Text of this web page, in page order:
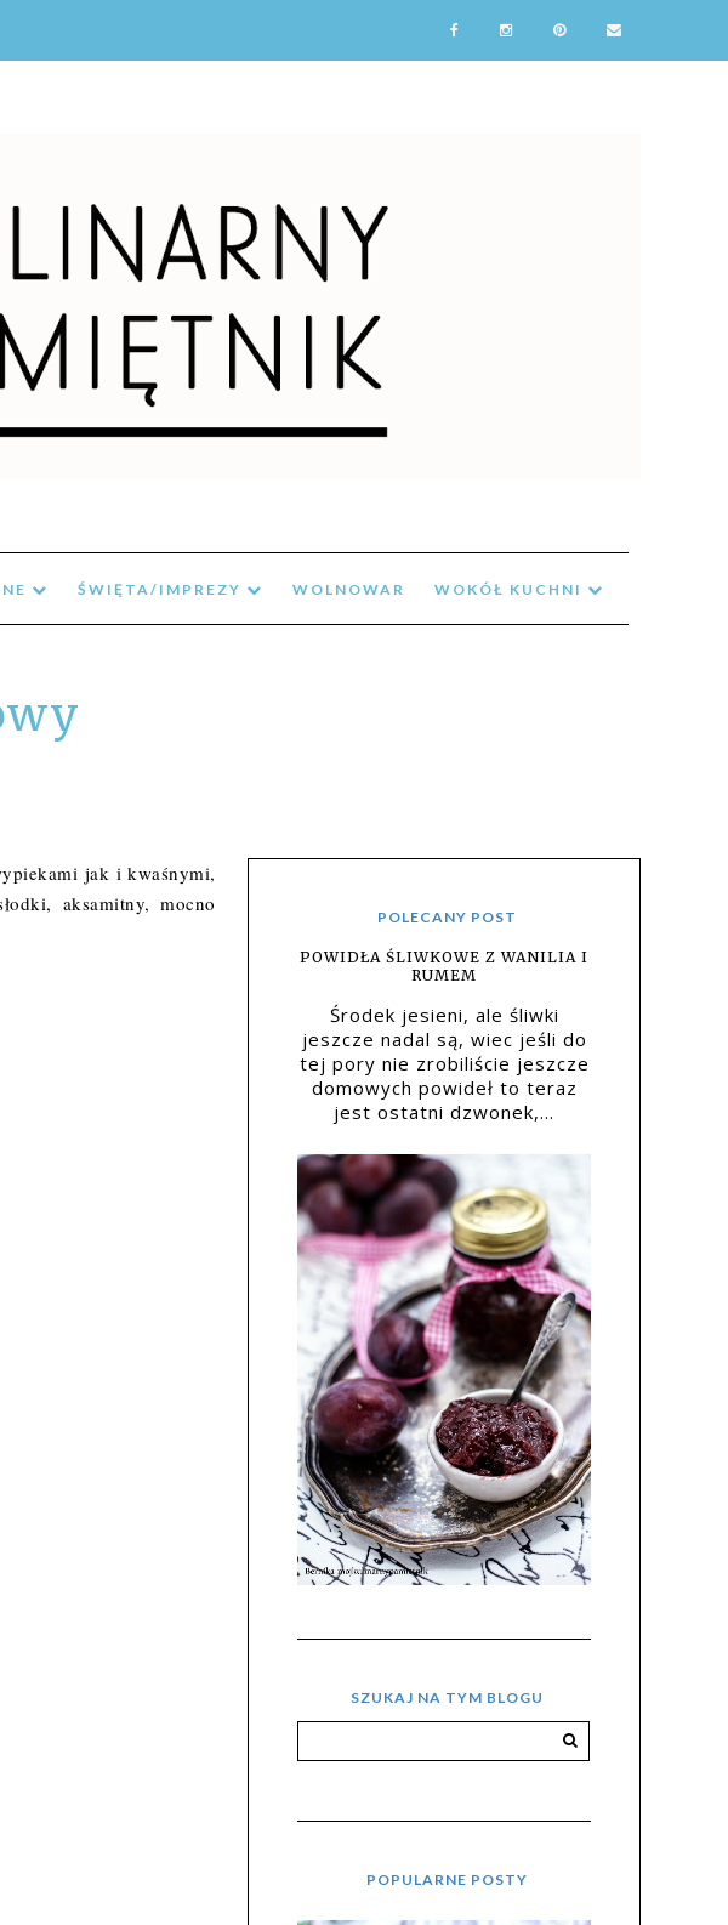
ŚWIĘTA/IMPREZY WOLNOWAR WOKÓŁ KUCHNI
jak i kwaśnymi,
aksamitny, mocno
POLECANY POST
POWIDŁA ŚLIWKOWE Z WANILIA I
RUMEM
Środek jesieni, ale śliwki
jeszcze nadal są, wiec jeśli do
tej pory nie zrobiliście jeszcze
domowych powideł to teraz
jest ostatni dzwonek,...
SZUKAJ NA TYM BLOGU
POPULARNE POSTY